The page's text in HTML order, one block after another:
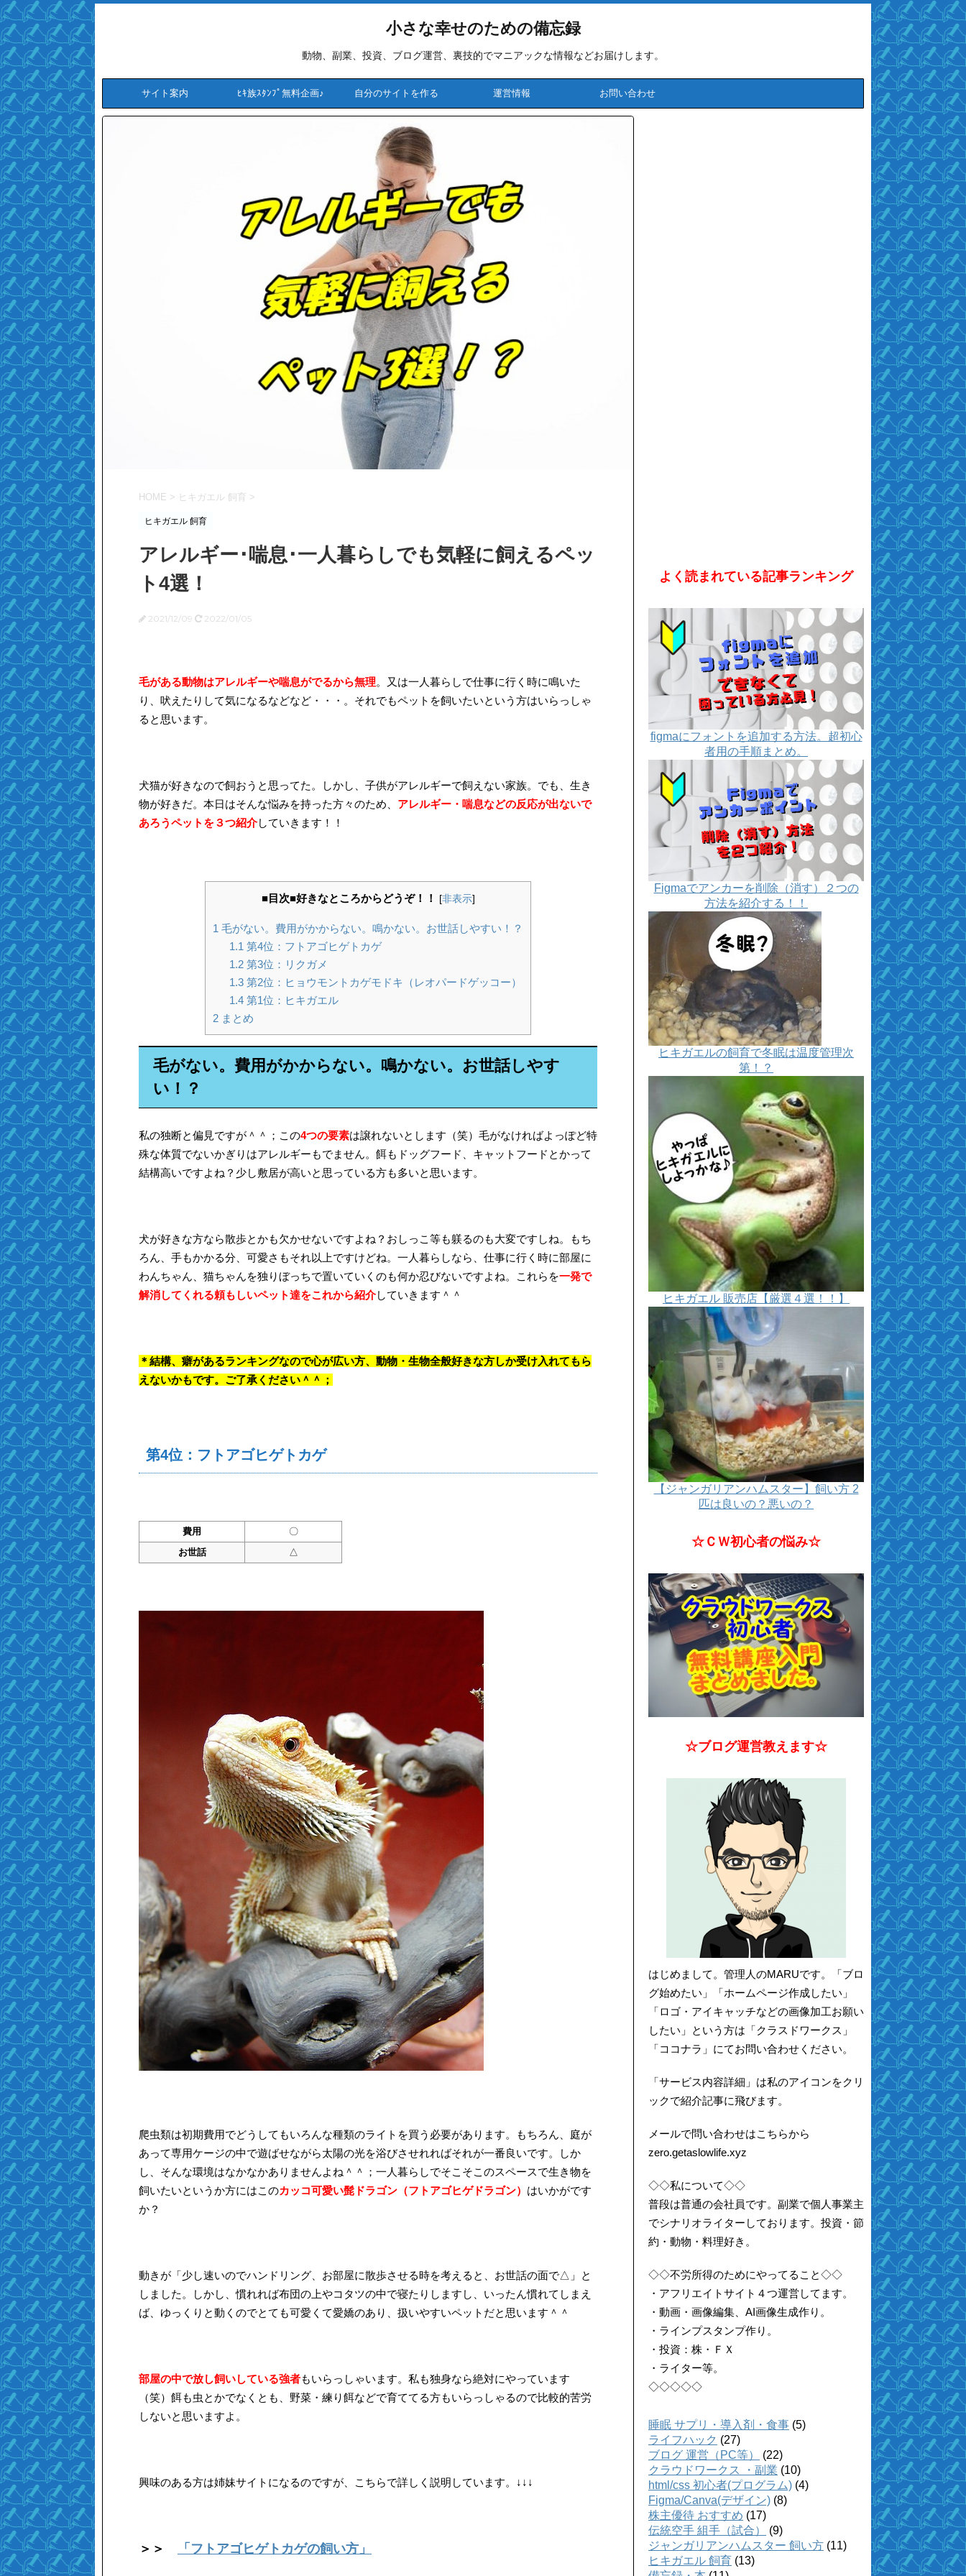
小さな幸せのための備忘録
動物、副業、投資、ブログ運営、裏技的でマニアックな情報などお届けします。
サイト案内 ﾋｷ族ｽﾀﾝﾌﾟ無料企画♪ 自分のサイトを作る 運営情報 お問い合わせ
HOME > ヒキガエル 飼育 >
ヒキガエル 飼育
アレルギー･喘息･一人暮らしでも気軽に飼えるペッ
ト4選！
2021/12/09 2022/01/05
毛がある動物はアレルギーや喘息がでるから無理。又は一人暮らしで仕事に行く時に鳴いた
り、吠えたりして気になるなどなど・・・。それでもペットを飼いたいという方はいらっしゃ
ると思います。
犬猫が好きなので飼おうと思ってた。しかし、子供がアレルギーで飼えない家族。でも、生き
物が好きだ。本日はそんな悩みを持った方々のため、 アレルギー・喘息などの反応が出ないで
あろうペットを３つ紹介していきます！！
■目次■好きなところからどうぞ！！ [非表示]
1 毛がない。費用がかからない。鳴かない。お世話しやすい！？
1.1第4位：フトアゴヒゲトカゲ
1.2第3位：リクガメ
1.3第2位：ヒョウモントカゲモドキ（レオパードゲッコー）
1.4第1位：ヒキガエル
2 まとめ
毛がない。費用がかからない。鳴かない。お世話しやす
い！？
私の独断と偏見ですが＾＾；この4つの要素は譲れないとします（笑）毛がなければよっぽど特
殊な体質でないかぎりはアレルギーもでません。餌もドッグフード、キャットフードとかって
結構高いですよね？少し敷居が高いと思っている方も多いと思います。
犬が好きな方なら散歩とかも欠かせないですよね？おしっこ等も躾るのも大変ですしね。もち
ろん、手もかかる分、可愛さもそれ以上ですけどね。一人暮らしなら、仕事に行く時に部屋に
わんちゃん、猫ちゃんを独りぼっちで置いていくのも何か忍びないですよね。これらを一発で
解消してくれる頼もしいペット達をこれから紹介していきます＾＾
＊結構、癖があるランキングなので心が広い方、動物・生物全般好きな方しか受け入れてもら
えないかもです。ご了承ください＾＾；
第4位：フトアゴヒゲトカゲ
費用
〇
お世話
△
爬虫類は初期費用でどうしてもいろんな種類のライトを買う必要があります。もちろん、庭が
あって専用ケージの中で遊ばせながら太陽の光を浴びさせれればそれが一番良いです。しか
し、そんな環境はなかなかありませんよね＾＾；一人暮らしでそこそこのスペースで生き物を
飼いたいというか方にはこのカッコ可愛い髭ドラゴン（フトアゴヒゲドラゴン） はいかがです
か？
動きが「少し速いのでハンドリング、お部屋に散歩させる時を考えると、お世話の面で△」と
しました。しかし、慣れれば布団の上やコタツの中で寝たりしますし、いったん慣れてしまえ
ば、ゆっくりと動くのでとても可愛くて愛嬌のあり、扱いやすいペットだと思います＾＾
部屋の中で放し飼いしている強者もいらっしゃいます。私も独身なら絶対にやっています
（笑）餌も虫とかでなくとも、野菜・練り餌などで育ててる方もいらっしゃるので比較的苦労
しないと思いますよ。
興味のある方は姉妹サイトになるのですが、こちらで詳しく説明しています。↓↓↓
＞＞ 「フトアゴヒゲトカゲの飼い方」
よく読まれている記事ランキング
figmaにフォントを追加する方法。超初心
者用の手順まとめ。
Figmaでアンカーを削除（消す）２つの
方法を紹介する！！
ヒキガエルの飼育で冬眠は温度管理次
第！？
ヒキガエル 販売店【厳選４選！！】
【ジャンガリアンハムスター】飼い方 2
匹は良いの？悪いの？
☆ＣＷ初心者の悩み☆
☆ブログ運営教えます☆
はじめまして。管理人のMARUです。「ブロ
グ始めたい」「ホームページ作成したい」
「ロゴ・アイキャッチなどの画像加工お願い
したい」という方は「クラスドワークス」
「ココナラ」にてお問い合わせください。
「サービス内容詳細」は私のアイコンをクリ
ックで紹介記事に飛びます。
メールで問い合わせはこちらから
zero.getaslowlife.xyz
◇◇私について◇◇
普段は普通の会社員です。副業で個人事業主
でシナリオライターしております。投資・節
約・動物・料理好き。
◇◇不労所得のためにやってること◇◇
・アフリエイトサイト４つ運営してます。
・動画・画像編集、AI画像生成作り。
・ラインプスタンプ作り。
・投資：株・ＦＸ
・ライター等。
◇◇◇◇◇
睡眠 サプリ・導入剤・食事 (5)
ライフハック (27)
ブログ 運営（PC等）
(22)
クラウドワークス ・副業 (10)
html/css 初心者(プログラム) (4)
Figma/Canva(デザイン) (8)
株主優待 おすすめ (17)
伝統空手 組手（試合）
(9)
ジャンガリアンハムスター 飼い方 (11)
ヒキガエル 飼育 (13)